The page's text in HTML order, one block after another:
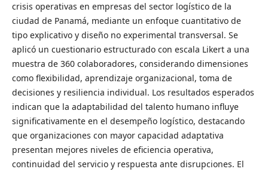
crisis operativas en empresas del sector logístico de la
ciudad de Panamá, mediante un enfoque cuantitativo de
tipo explicativo y diseño no experimental transversal. Se
aplicó un cuestionario estructurado con escala Likert a una
muestra de 360 colaboradores, considerando dimensiones
como flexibilidad, aprendizaje organizacional, toma de
decisiones y resiliencia individual. Los resultados esperados
indican que la adaptabilidad del talento humano influye
significativamente en el desempeño logístico, destacando
que organizaciones con mayor capacidad adaptativa
presentan mejores niveles de eficiencia operativa,
continuidad del servicio y respuesta ante disrupciones. El